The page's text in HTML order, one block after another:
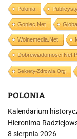
Polonia
Goniec.net
Wolnemedia.net
Sekrety-Zdrowia.org
POLONIA
Kalendarium
Hieronima
8 sierpnia 2026